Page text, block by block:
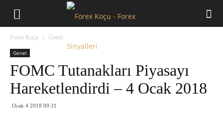
Forex Koçu Genel
Genel
FOMC Tutanakları Piyasayı
Hareketlendirdi – 4 Ocak 2018
Ocak 4 2018 09:31